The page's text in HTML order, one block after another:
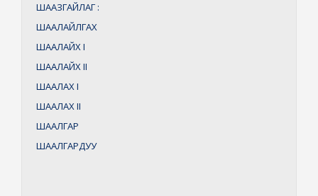
ШААЗГАЙЛАГ :
ШААЛАЙЛГАХ
ШААЛАЙХI
ШААЛАЙХII
ШААЛАХI
ШААЛАХII
ШААЛГАР
ШААЛГАРДУУ